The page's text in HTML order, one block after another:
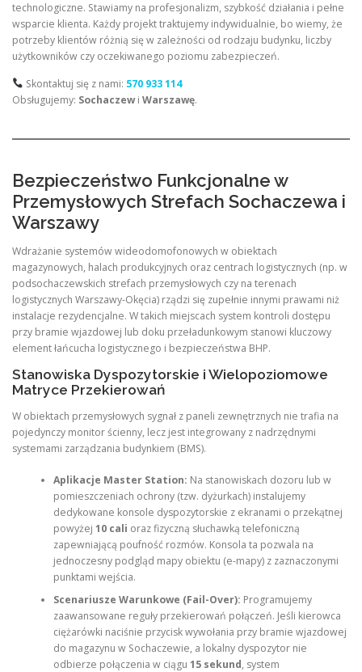
technologiczne. Stawiamy na profesjonalizm, szybkość działania i pełne
wsparcie klienta. Każdy projekt traktujemy indywidualnie, bo wiemy, że
potrzeby klientów różnią się w zależności od rodzaju budynku, liczby
użytkowników czy oczekiwanego poziomu zabezpieczeń.
Skontaktuj się z nami: 570 933 114
Obsługujemy: Sochaczewi Warszawę.
Bezpieczeństwo Funkcjonalne w
Przemysłowych Strefach Sochaczewa i
Warszawy
Wdrażanie systemów wideodomofonowych w obiektach
magazynowych, halach produkcyjnych oraz centrach logistycznych (np. w
podsochaczewskich strefach przemysłowych czy na terenach
logistycznych Warszawy-Okęcia) rządzi się zupełnie innymi prawami niż
instalacje rezydencjalne. W takich miejscach system kontroli dostępu
przy bramie wjazdowej lub doku przeładunkowym stanowi kluczowy
element łańcucha logistycznego i bezpieczeństwa BHP.
Stanowiska Dyspozytorskie i Wielopoziomowe
Matryce Przekierowań
W obiektach przemysłowych sygnał z paneli zewnętrznych nie trafia na
pojedynczy monitor ścienny, lecz jest integrowany z nadrzędnymi
systemami zarządzania budynkiem (BMS).
Aplikacje Master Station: Na stanowiskach dozoru lub w
pomieszczeniach ochrony (tzw. dyżurkach) instalujemy
dedykowane konsole dyspozytorskie z ekranami o przekątnej
powyżej 10 cali oraz fizyczną słuchawką telefoniczną
zapewniającą poufność rozmów. Konsola ta pozwala na
jednoczesny podgląd mapy obiektu (e-mapy) z zaznaczonymi
punktami wejścia.
Scenariusze Warunkowe (Fail-Over): Programujemy
zaawansowane reguły przekierowań połączeń. Jeśli kierowca
ciężarówki naciśnie przycisk wywołania przy bramie wjazdowej
do magazynu w Sochaczewie, a lokalny dyspozytor nie
odbierze połączenia w ciągu 15 sekund, system